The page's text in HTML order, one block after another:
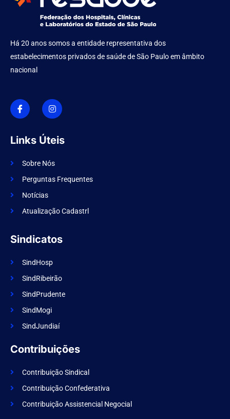
Há 20 anos somos a entidade representativa dos
estabelecimentos privados de saúde de São Paulo em âmbito
nacional
I
c
o
n
f
a
e
o
k
I
n
s
t
g
r
m
Links Úteis
Sobre Nós
Perguntas Frequentes
Notícias
Atualização Cadastrl
Sindicatos
SindHosp
SindRibeirão
SindPrudente
SindMogi
SindJundiaí
Contribuições
Contribuição Sindical
Contribuição Confederativa
Contribuição Assistencial Negocial